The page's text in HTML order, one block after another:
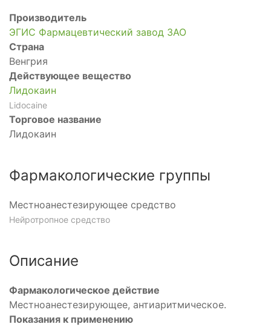
Производитель
ЭГИС Фармацевтический завод ЗАО
Страна
Венгрия
Действующее вещество
Лидокаин
Lidocaine
Торговое название
Лидокаин
Фармакологические группы
Местноанестезирующее средство
Нейротропное средство
Описание
Фармакологическое действие
Местноанестезирующее, антиаритмическое.
Показания к применению